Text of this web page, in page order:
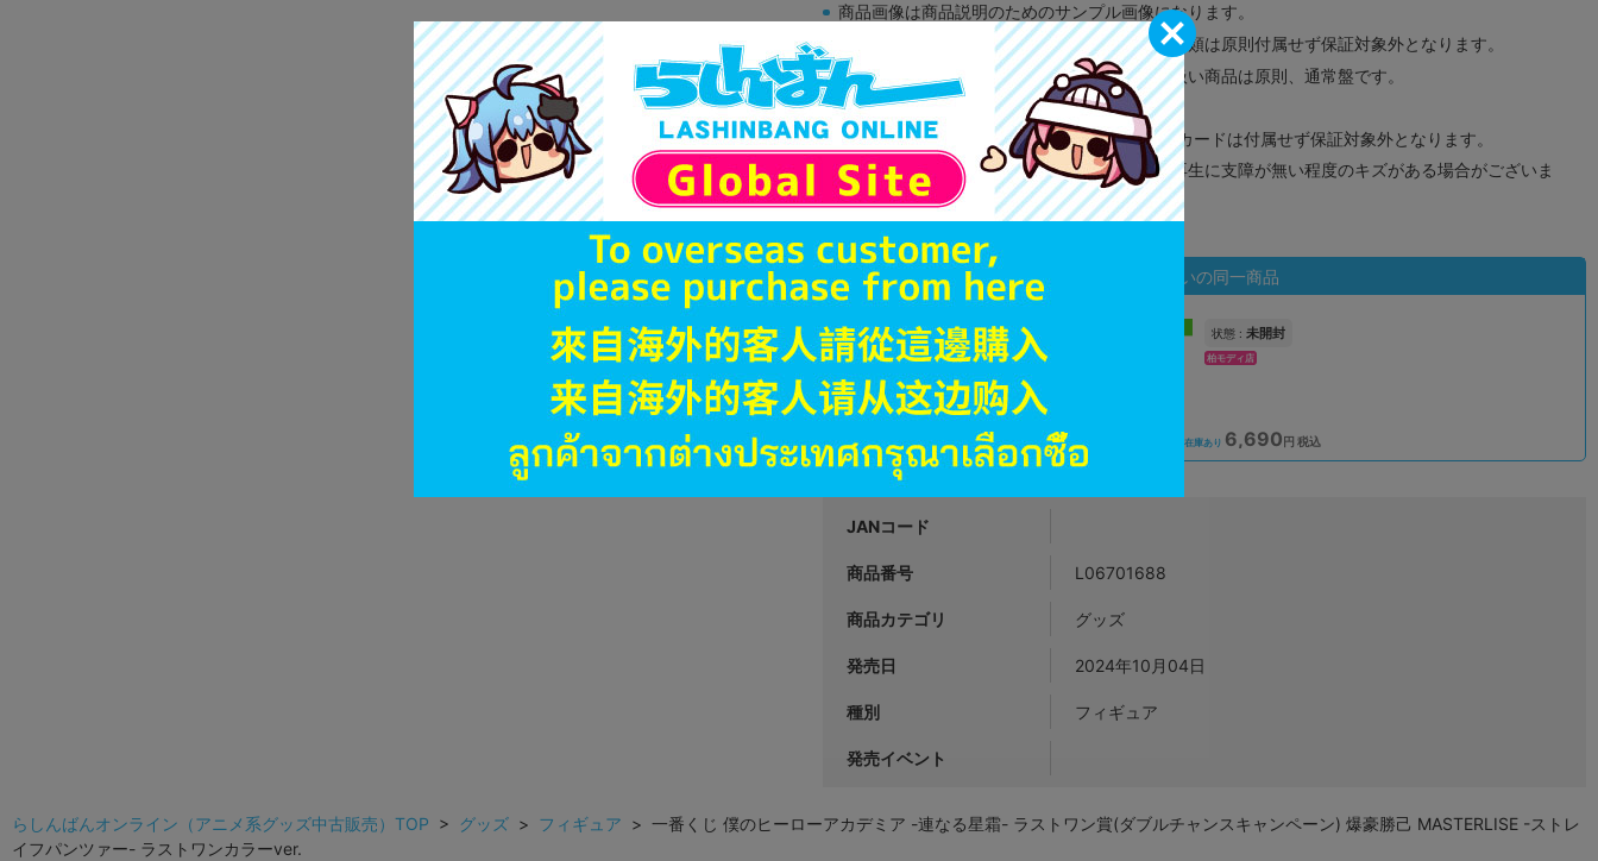
商品画像は商品説明のためのサンプル画像になります。
販促物、書籍の帯やぬいぐるみのタグ、コード類は原則付属せず保証対象外となります。
商品名や備考欄に特別な記載が無い限り取り扱い商品は原則、通常盤です。
「電池」は原則として保証対象外となります。
ゲーム機本体には、SDカードなどのメモリーカードは付属せず保証対象外となります。
ディスク類の読み取り面のキズに関しまして再生に支障が無い程度のキズがある場合がございま
す。
※詳細につきましてはコチラ
状態違いの同一商品
状態 :A
オンライン
品切状態 6,980円 税込
状態 : 未開封
柏モディ店
在庫あり 6,690 円 税込
JANコード
商品番号 L06701688
商品カテゴリ グッズ
発売日 2024年10月04日
種別 フィギュア
発売イベント
らしんばんオンライン（アニメ系グッズ中古販売）TOP > グッズ > フィギュア > 一番くじ 僕のヒーローアカデミア -連なる星霜- ラストワン賞(ダブルチャンスキャンペーン) 爆豪勝己 MASTERLISE -ストレ
イフパンツァー- ラストワンカラーver.